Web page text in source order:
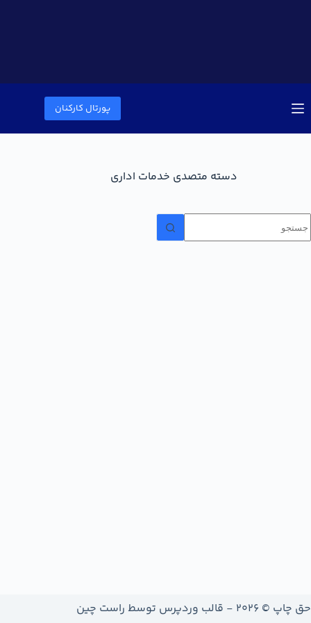
پورتال کارکنان
دسته متصدی خدمات اداری
حق چاپ © 2026 - قالب وردپرس توسط راست چین